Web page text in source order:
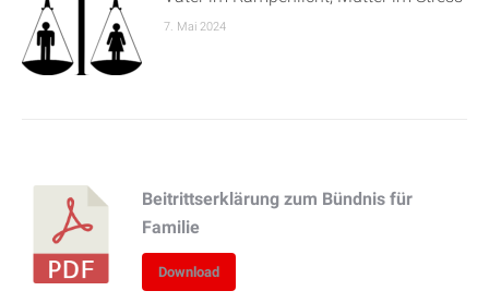
7. Mai 2024
Beitrittserklärung zum Bündnis für
Familie
Download